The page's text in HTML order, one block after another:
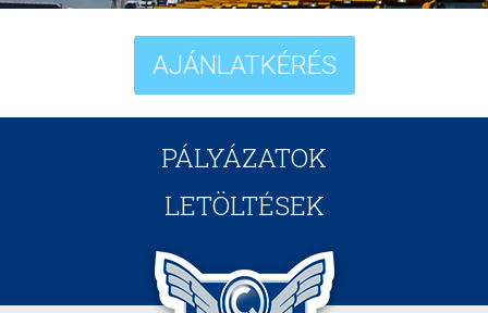
AJÁNLATKÉRÉS
PÁLYÁZATOK
LETÖLTÉSEK